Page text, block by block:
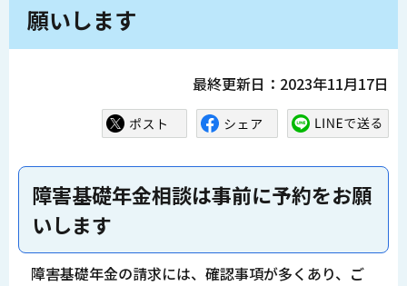
か
願いします
最終更新日：2023年11月17日
障害基礎年金相談は事前に予約をお願
いします
障害基礎年金の請求には、確認事項が多くあり、ご